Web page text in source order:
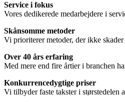
Service i fokus
Vores dedikerede medarbejdere i
Skånsomme metoder
Vi prioriterer metoder, der ikke
Over 40 års erfaring
Med mere end fire årtier i branchen
Konkurrencedygtige priser
Vi tilbyder faste takster i